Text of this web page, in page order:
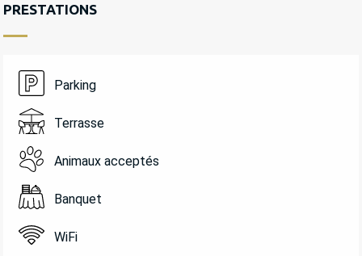
PRESTATIONS
Parking
Terrasse
Animaux acceptés
Banquet
WiFi